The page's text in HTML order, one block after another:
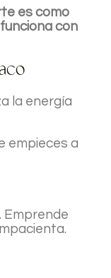
es como
con
la energía
empieces a
Emprende